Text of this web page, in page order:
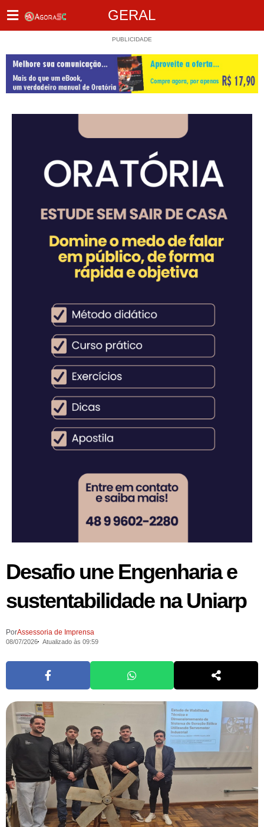
GERAL
PUBLICIDADE
Desafio une Engenharia e
sustentabilidade na Uniarp
PorAssessoria de Imprensa
08/07/2026 Atualizado às 09:59